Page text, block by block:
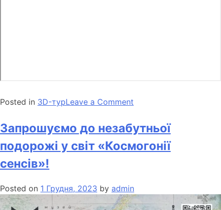
Posted in 3D-турLeave a Comment
Запрошуємо до незабутньої
подорожі у світ «Космогонії
сенсів»!
Posted on 1 Грудня, 2023 by admin